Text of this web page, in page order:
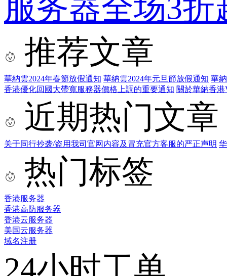
服务器全场3折
推荐文章
華納雲2024年春節放假通知 華納雲2024年元旦節放假通知 華
香港優化回國大帶寬服務器價格上調的重要通知 關於華納香
近期热门文章
关于同行抄袭/盗用我司官网内容及冒充官方客服的严正声明
热门标签
香港服务器
香港高防服务器
香港云服务器
美国云服务器
域名注册
24小时工单